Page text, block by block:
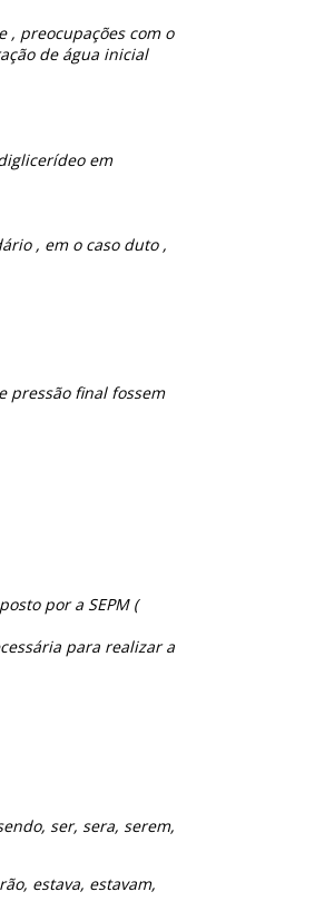
preocupações com o
de água inicial
em
, em o caso duto ,
pressão final fossem
por a SEPM (
para realizar a
ser, sera, serem,
estava, estavam,